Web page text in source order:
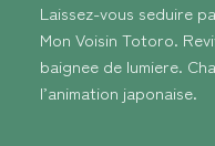
Laissez-vous seduire
Mon Voisin Totoro.
baignee de lumiere.
l’animation japonaise.